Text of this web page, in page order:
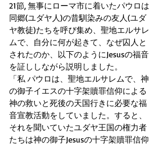
21節, 無事にローマ市に着いたパウロは
同郷(ユダヤ人)の昔馴染みの友人(ユダ
ヤ教徒)たちを呼び集め、聖地エルサレ
ムで、自分に何が起きて、なぜ囚人と
されたのか、以下のようにJesusの福音
を証ししながら説明しました。
「私 パウロは、聖地エルサレムで、神
の御子イエスの十字架贖罪信仰による
神の救いと死後の天国行きに必要な福
音宣教活動をしていました。すると、
それを聞いていたユダヤ王国の権力者
たちは神の御子Jesusの十字架贖罪信仰